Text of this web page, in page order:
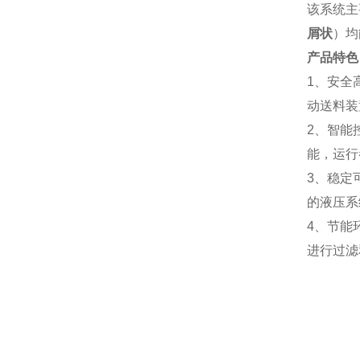
该系统
屑状）
产品特色
1、安全
动送料
2、智能
能，运
3、稳定
的液压
4、节能
进行过